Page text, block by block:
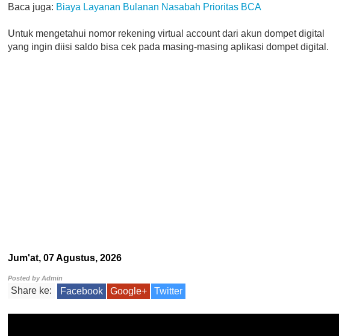
Baca juga: Biaya Layanan Bulanan Nasabah Prioritas BCA
Untuk mengetahui nomor rekening virtual account dari akun dompet digital
yang ingin diisi saldo bisa cek pada masing-masing aplikasi dompet digital.
Jum'at, 07 Agustus, 2026
Posted byAdmin
Share ke: Facebook Google+ Twitter